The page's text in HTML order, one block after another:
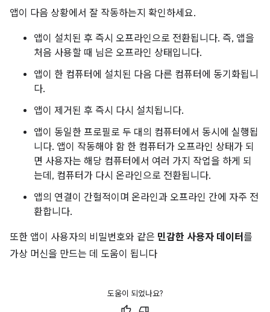
앱이 다음 상황에서 잘 작동하는지 확인하세요.
앱이 설치된 후 즉시 오프라인으로 전환됩니다. 즉, 앱을
처음 사용할 때 님은 오프라인 상태입니다.
앱이 한 컴퓨터에 설치된 다음 다른 컴퓨터에 동기화됩니
다.
앱이 제거된 후 즉시 다시 설치됩니다.
앱이 동일한 프로필로 두 대의 컴퓨터에서 동시에 실행됩
니다. 앱이 작동해야 함 한 컴퓨터가 오프라인 상태가 되
면 사용자는 해당 컴퓨터에서 여러 가지 작업을 하게 되
는데, 컴퓨터가 다시 온라인으로 전환됩니다.
앱의 연결이 간헐적이며 온라인과 오프라인 간에 자주 전
환합니다.
또한 앱이 사용자의 비밀번호와 같은 민감한 사용자 데이터 를
가상 머신을 만드는 데 도움이 됩니다
도움이 되었나요?